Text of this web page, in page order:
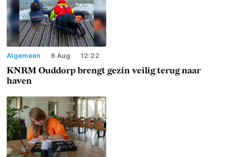
Algemeen 6 Aug 12:22
KNRM Ouddorp brengt gezin veilig terug naar
haven